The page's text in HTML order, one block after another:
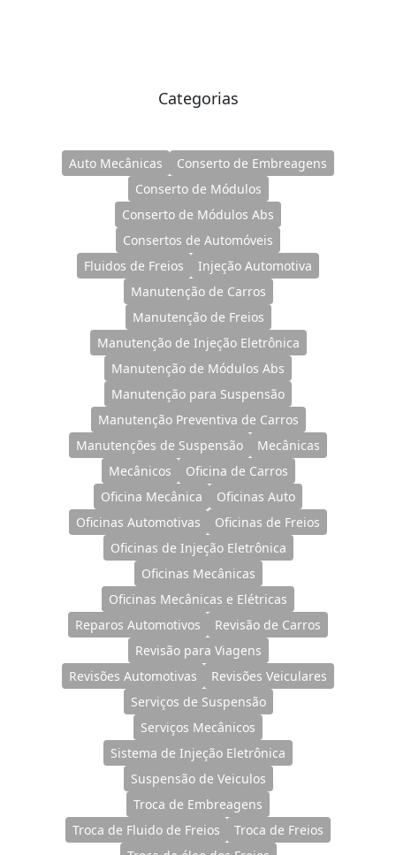
Categorias
Auto Mecânicas
Conserto de Embreagens
Conserto de Módulos
Conserto de Módulos Abs
Consertos de Automóveis
Fluidos de Freios
Injeção Automotiva
Manutenção de Carros
Manutenção de Freios
Manutenção de Injeção Eletrônica
Manutenção de Módulos Abs
Manutenção para Suspensão
Manutenção Preventiva de Carros
Manutenções de Suspensão
Mecânicas
Mecânicos
Oficina de Carros
Oficina Mecânica
Oficinas Auto
Oficinas Automotivas
Oficinas de Freios
Oficinas de Injeção Eletrônica
Oficinas Mecânicas
Oficinas Mecânicas e Elétricas
Reparos Automotivos
Revisão de Carros
Revisão para Viagens
Revisões Automotivas
Revisões Veiculares
Serviços de Suspensão
Serviços Mecânicos
Sistema de Injeção Eletrônica
Suspensão de Veiculos
Troca de Embreagens
Troca de Fluido de Freios
Troca de Freios